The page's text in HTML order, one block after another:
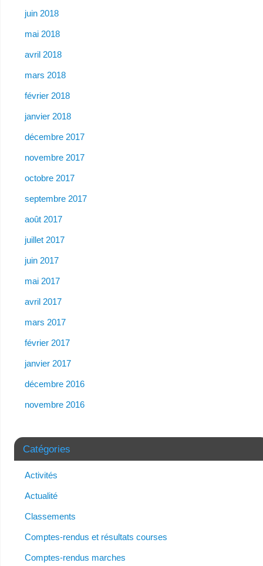
juin 2018
mai 2018
avril 2018
mars 2018
février 2018
janvier 2018
décembre 2017
novembre 2017
octobre 2017
septembre 2017
août 2017
juillet 2017
juin 2017
mai 2017
avril 2017
mars 2017
février 2017
janvier 2017
décembre 2016
novembre 2016
Catégories
Activités
Actualité
Classements
Comptes-rendus et résultats courses
Comptes-rendus marches